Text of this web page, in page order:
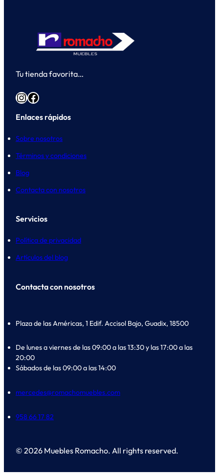
Tu tienda favorita…
InstagramFacebook
Enlaces rápidos
Sobre nosotros
Términos y condiciones
Blog
Contacta con nosotros
Servicios
Política de privacidad
Artículos del blog
Contacta con nosotros
Plaza de las Américas, 1 Edif. Accisol Bajo, Guadix, 18500
De lunes a viernes de las 09:00 a las 13:30 y las 17:00 a las
20:00
Sábados de las 09:00 a las 14:00
mercedes@romachomuebles.com
958 66 17 82
© 2026 Muebles Romacho. All rights reserved.